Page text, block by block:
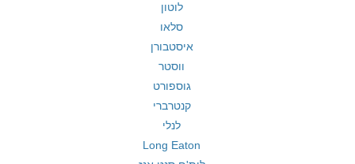
לוטון
סלאו
איסטבורן
ווסטר
גוספורט
קנטרברי
לנלי
Long Eaton